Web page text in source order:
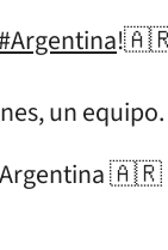
un equipo.
🇦🇷